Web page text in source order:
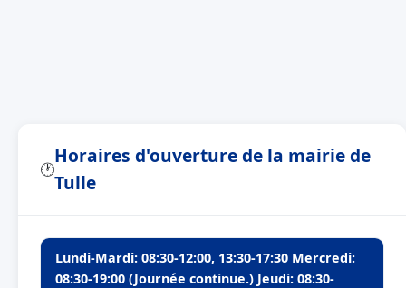
🕐
Horaires d'ouverture de la mairie de
Tulle
Lundi-Mardi: 08:30-12:00, 13:30-17:30 Mercredi:
08:30-19:00 (Journée continue.) Jeudi: 08:30-